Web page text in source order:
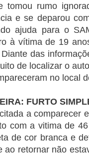
tomou rumo
e se deparou
ajuda para o
à vítima de 19
das
de localizar o
no local
FURTO
a comparecer
com a vitima de
de cor branca e
ao retornar não